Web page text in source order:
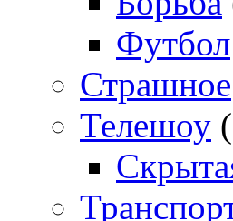
Футбол
Страшное
Телешоу